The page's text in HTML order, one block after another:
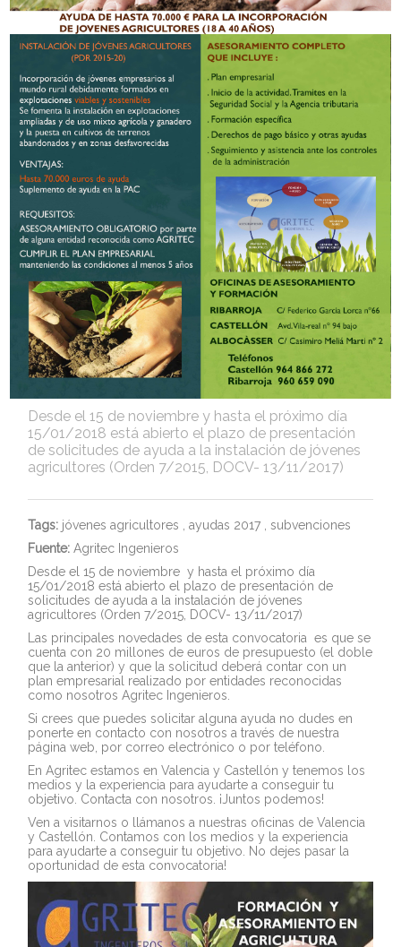
Desde el 15 de noviembre y hasta el próximo día
15/01/2018 está abierto el plazo de presentación
de solicitudes de ayuda a la instalación de jóvenes
agricultores (Orden 7/2015, DOCV- 13/11/2017)
Tags: jóvenes agricultores , ayudas 2017 , subvenciones
Fuente: Agritec Ingenieros
Desde el 15 de noviembre y hasta el próximo día
15/01/2018 está abierto el plazo de presentación de
solicitudes de ayuda a la instalación de jóvenes
agricultores (Orden 7/2015, DOCV- 13/11/2017)
Las principales novedades de esta ​convocatoria es que se
cuenta con 20 millones de euros de presupuesto (el doble
que la anterior) y que la solicitud d​eberá contar con un
plan empresarial ​realizado por entidades reconocidas
como nosotros​ Agritec Ingenieros.
Si crees que puedes solicitar alguna ayuda ​n​o dudes en
ponerte en contacto con nosotros a través de nuestra
página web, por correo electrónico o por teléfono.
En Agritec estamos en Valencia y Castellón y tenemos los
medios y la experiencia para ayudarte a conseguir tu
objetivo. Contacta con nosotros. ¡Juntos podemos!
Ven a visitarnos o llámanos a nuestras oficinas de Valencia
y Castellón. Contamos con los medios y la experiencia
para ayudarte a conseguir tu objetivo. No dejes pasar la
oportunidad de esta convocatoria!